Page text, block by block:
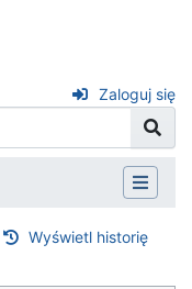
Zaloguj się
Wyświetl historię